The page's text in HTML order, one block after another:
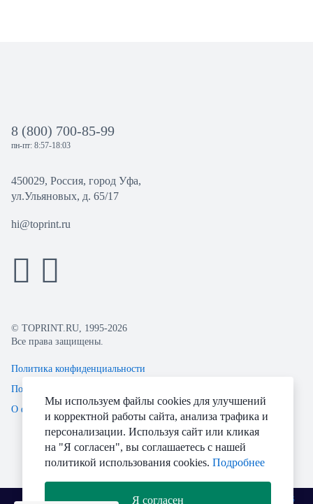
8 (800) 700-85-99
пн-пт: 8:57-18:03
450029, Россия, город Уфа,
ул.Ульяновых, д. 65/17
hi@toprint.ru
© TOPRINT.RU, 1995-2026
Все права защищены.
Политика конфиденциальности
Пользовательское соглашение
О файлах Cookie
Мы используем файлы cookies для улучшений
и корректной работы сайта, анализа трафика и
персонализации. Используя сайт или кликая
на "Я согласен", вы соглашаетесь с нашей
политикой использования cookies. Подробнее
Я согласен